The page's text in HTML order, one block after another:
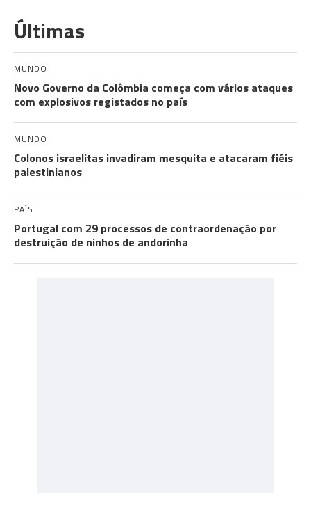
Últimas
MUNDO
Novo Governo da Colômbia começa com vários ataques
com explosivos registados no país
MUNDO
Colonos israelitas invadiram mesquita e atacaram fiéis
palestinianos
PAÍS
Portugal com 29 processos de contraordenação por
destruição de ninhos de andorinha